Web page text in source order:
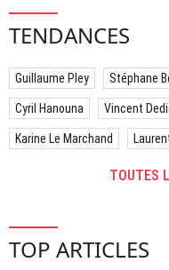
TENDANCES
Guillaume Pley Stéphane
Cyril Hanouna Vincent
Karine Le Marchand
TOUTES
TOP ARTICLES